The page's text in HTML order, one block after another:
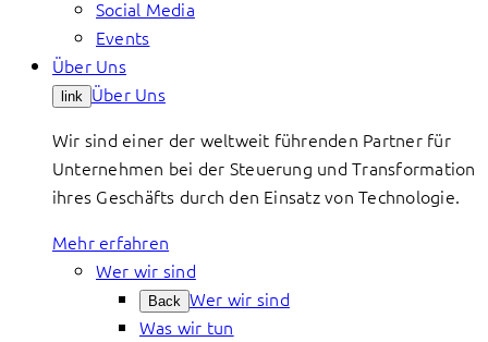
Social Media
Events
Über Uns
link Über Uns
Wir sind einer der weltweit führenden Partner für
Unternehmen bei der Steuerung und Transformation
ihres Geschäfts durch den Einsatz von Technologie.
Mehr erfahren
Wer wir sind
Back Wer wir sind
Was wir tun